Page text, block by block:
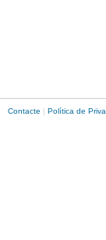
Contacte | Política de